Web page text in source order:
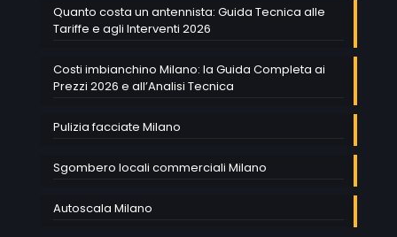
Quanto costa un antennista: Guida Tecnica alle
Tariffe e agli Interventi 2026
Costi imbianchino Milano: la Guida Completa ai
Prezzi 2026 e all’Analisi Tecnica
Pulizia facciate Milano
Sgombero locali commerciali Milano
Autoscala Milano